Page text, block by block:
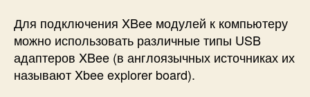
Для подключения XBee модулей к компьютеру
можно использовать различные типы USB
адаптеров XBee (в англоязычных источниках их
называют Xbee explorer board).